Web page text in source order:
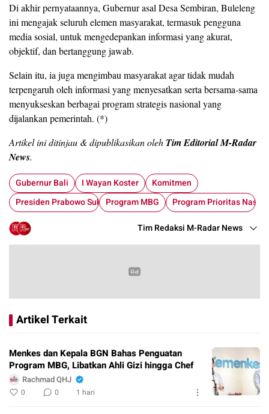
Di akhir pernyataannya, Gubernur asal Desa Sembiran, Buleleng
ini mengajak seluruh elemen masyarakat, termasuk pengguna
media sosial, untuk mengedepankan informasi yang akurat,
objektif, dan bertanggung jawab.
Selain itu, ia juga mengimbau masyarakat agar tidak mudah
terpengaruh oleh informasi yang menyesatkan serta bersama-sama
menyukseskan berbagai program strategis nasional yang
dijalankan pemerintah. (*)
Artikel ini ditinjau & dipublikasikan oleh Tim Editorial M-Radar
News.
Gubernur Bali I Wayan Koster
Komitmen
Presiden Prabowo SubiantoProgram MBG Program Prioritas
Tim Redaksi M-Radar News
Artikel Terkait
Menkes dan Kepala BGN Bahas Penguatan
Program MBG, Libatkan Ahli Gizi hingga Chef
Rachmad QHJ
0 0 1 hari